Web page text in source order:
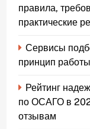
правила,
практические
Сервисы
принцип
Рейтинг
по ОСАГО в
отзывам